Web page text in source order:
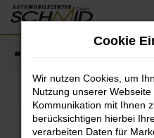
Zum
Hauptinhalt
Fehler:
Cookie
Wir nutzen Cookies, um
Nutzung unserer
Kommunikation mit Ihnen
berücksichtigen hierbei
verarbeiten Daten für